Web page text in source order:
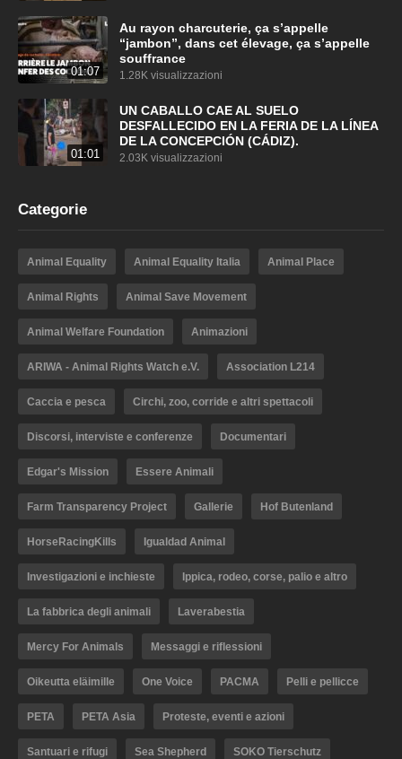
01:07
Au rayon charcuterie, ça s’appelle
“jambon”, dans cet élevage, ça s’appelle
souffrance
1.28K visualizzazioni
01:01
UN CABALLO CAE AL SUELO
DESFALLECIDO EN LA FERIA DE LA LÍNEA
DE LA CONCEPCIÓN (CÁDIZ).
2.03K visualizzazioni
Categorie
Animal Equality Animal Equality Italia Animal Place
Animal Rights Animal Save Movement
Animal Welfare Foundation Animazioni
ARIWA - Animal Rights Watch e.V. Association L214
Caccia e pesca Circhi, zoo, corride e altri spettacoli
Discorsi, interviste e conferenze Documentari
Edgar's Mission Essere Animali
Farm Transparency Project Gallerie Hof Butenland
HorseRacingKills Igualdad Animal
Investigazioni e inchieste Ippica, rodeo, corse, palio e altro
La fabbrica degli animali Laverabestia
Mercy For Animals Messaggi e riflessioni
Oikeutta eläimille One Voice PACMA Pelli e pellicce
PETA PETA Asia Proteste, eventi e azioni
Santuari e rifugi Sea Shepherd SOKO Tierschutz